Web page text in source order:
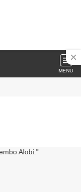
MENU